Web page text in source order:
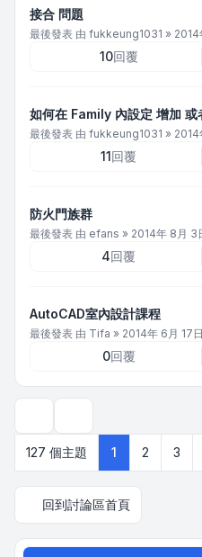
接合 問題
最後發表 由 fukkeung1031 » 2014
10回覆
如何在 Family 內設定 增加 或
最後發表 由 fukkeung1031 » 2014
11回覆
防火門族群
最後發表 由 efans » 2014年 8月 3
4回覆
AutoCAD室內設計課程
最後發表 由 Tifa » 2014年 6月 17
0回覆
127 個主題
1 2 3
回到討論區首頁